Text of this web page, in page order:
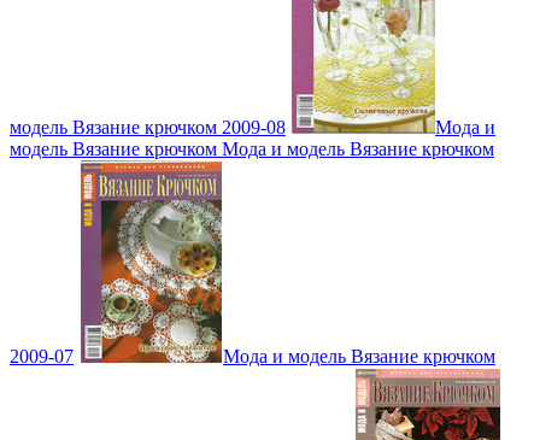
модель Вязание крючком 2009-08
Мода и
модель Вязание крючком Мода и модель Вязание крючком
2009-07 Мода и модель Вязание крючком